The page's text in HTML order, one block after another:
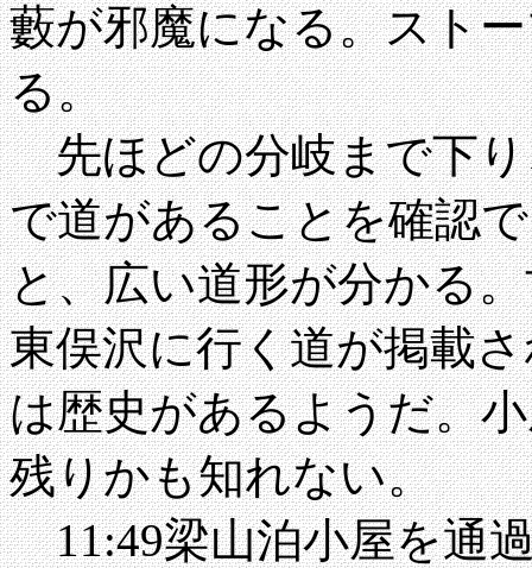
藪が邪魔になる。スト
る。
先ほどの分岐まで下り
で道があることを確認
と、広い道形が分かる
東俣沢に行く道が掲載
は歴史があるようだ。
残りかも知れない。
11:49梁山泊小屋を通